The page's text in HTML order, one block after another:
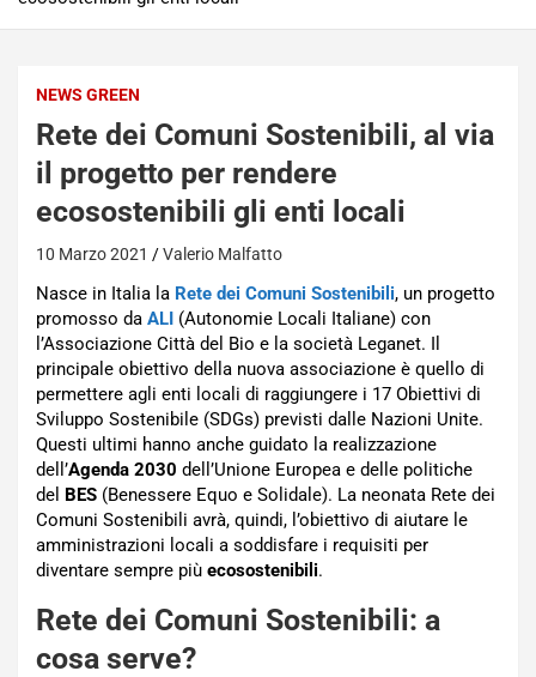
NEWS GREEN
Rete dei Comuni Sostenibili, al via
il progetto per rendere
ecosostenibili gli enti locali
10 Marzo 2021 Valerio Malfatto
Nasce in Italia la Rete dei Comuni Sostenibili, un progetto
promosso da ALI (Autonomie Locali Italiane) con
l’Associazione Città del Bio e la società Leganet. Il
principale obiettivo della nuova associazione è quello di
permettere agli enti locali di raggiungere i 17 Obiettivi di
Sviluppo Sostenibile (SDGs) previsti dalle Nazioni Unite.
Questi ultimi hanno anche guidato la realizzazione
dell’Agenda 2030 dell’Unione Europea e delle politiche
del BES (Benessere Equo e Solidale). La neonata Rete dei
Comuni Sostenibili avrà, quindi, l’obiettivo di aiutare le
amministrazioni locali a soddisfare i requisiti per
diventare sempre più ecosostenibili.
Rete dei Comuni Sostenibili: a
cosa serve?